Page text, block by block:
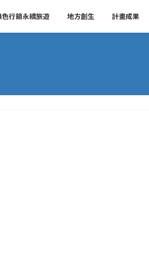
色行銷永續旅遊 地方創生 計畫成果